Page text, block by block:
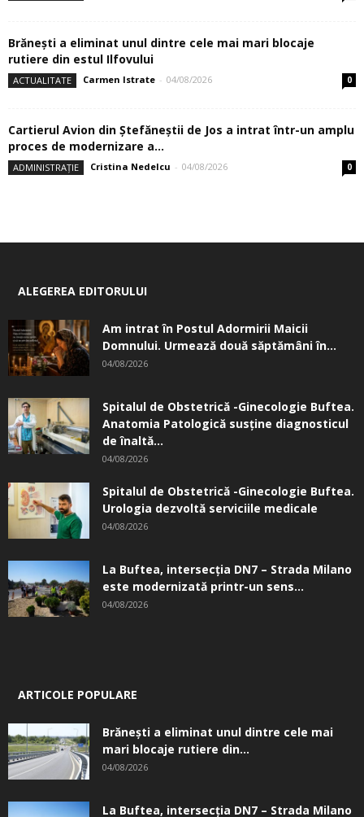
Brănești a eliminat unul dintre cele mai mari blocaje
rutiere din estul Ilfovului
ACTUALITATE Carmen Istrate - 04/08/2026 0
Cartierul Avion din Ştefăneştii de Jos a intrat într-un amplu
proces de modernizare a...
ADMINISTRAȚIE Cristina Nedelcu - 04/08/2026 0
ALEGEREA EDITORULUI
Am intrat în Postul Adormirii Maicii
Domnului. Urmează două săptămâni în...
04/08/2026
Spitalul de Obstetrică -Ginecologie Buftea.
Anatomia Patologică susţine diagnosticul
de înaltă...
04/08/2026
Spitalul de Obstetrică -Ginecologie Buftea.
Urologia dezvoltă serviciile medicale
04/08/2026
La Buftea, intersecţia DN7 – Strada Milano
este modernizată printr-un sens...
04/08/2026
ARTICOLE POPULARE
Brănești a eliminat unul dintre cele mai
mari blocaje rutiere din...
04/08/2026
La Buftea, intersecţia DN7 – Strada Milano